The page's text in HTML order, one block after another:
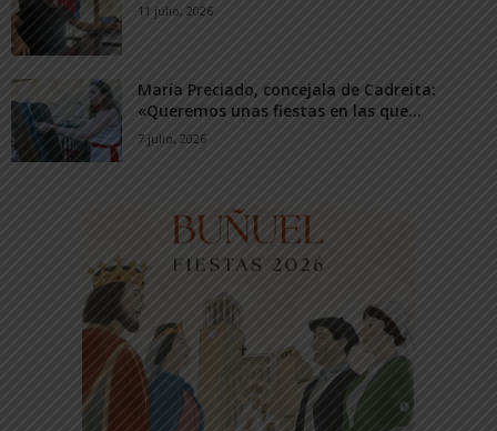
11 julio, 2026
María Preciado, concejala de Cadreita:
«Queremos unas fiestas en las que...
7 julio, 2026